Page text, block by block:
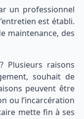
un professionnel
est établi.
maintenance, des
Plusieurs raisons
souhait de
peuvent être
ou l’incarcération
mette fin à ses